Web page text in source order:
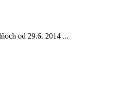
od 29.6. 2014 ...